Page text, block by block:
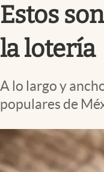
Vida y estilo
Tv
Espiritualidad
abre en nueva pestaña
Estos
la lotería
A lo largo y
populares de